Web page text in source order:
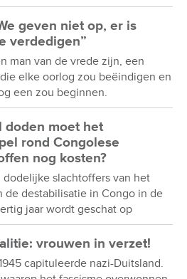
geven niet op, er is
verdedigen”
man van de vrede zijn, een
elke oorlog zou beëindigen en
een zou beginnen.
doden moet het
rond Congolese
nog kosten?
dodelijke slachtoffers van het
de destabilisatie in Congo in de
jaar wordt geschat op
vrouwen in verzet!
capituleerde nazi-Duitsland.